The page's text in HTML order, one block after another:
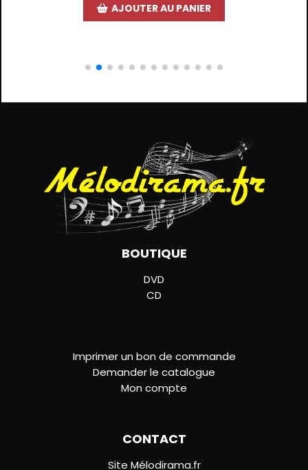
AJOUTER AU PANIER
BOUTIQUE
DVD
CD
Imprimer un bon de commande
Demander le catalogue
Mon compte
CONTACT
Site Mélodirama.fr